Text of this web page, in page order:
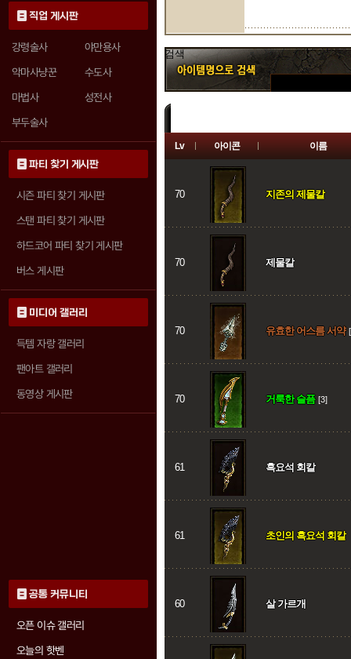
직업 게시판
강령술사
야만용사
악마사냥꾼
수도사
마법사
성전사
부두술사
파티 찾기 게시판
시즌 파티 찾기 게시판
스탠 파티 찾기 게시판
하드코어 파티 찾기 게시판
버스 게시판
미디어 갤러리
득템 자랑 갤러리
팬아트 갤러리
동영상 게시판
공통 커뮤니티
오픈 이슈 갤러리
오늘의 핫벤
검색
등급 필터 : 전체 희귀
Lv 아이콘 이름
70 지존의 제물칼
70 제물칼
70 유효한 어스름 서약
70 거룩한 슬픔 [3]
61 흑요석 회칼
61 초인의 흑요석 회칼
60 살 가르개